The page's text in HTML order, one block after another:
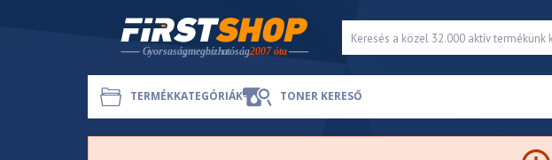
TERMÉKKATEGÓRIÁK TONER KERESŐ